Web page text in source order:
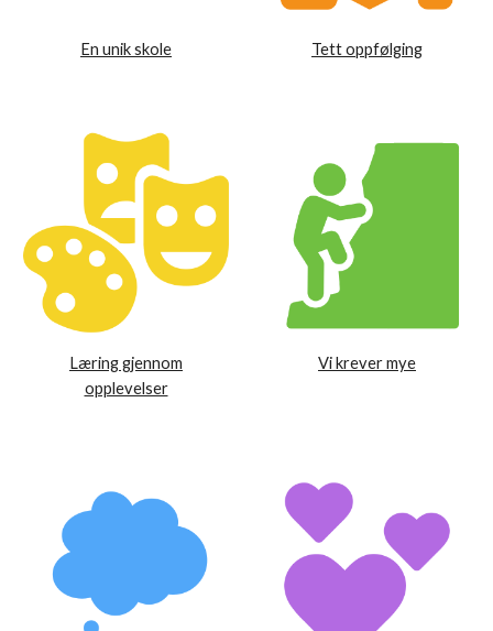
En unik skole Tett oppfølging
Læring gjennom
opplevelser
Vi krever mye